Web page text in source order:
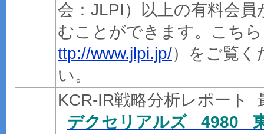
会：JLPI）以上の有料会員
むことができます。こち
ttp://www.jlpi.jp/）をご覧く
い。
KCR-IR戦略分析レポート
デクセリアルズ 4980